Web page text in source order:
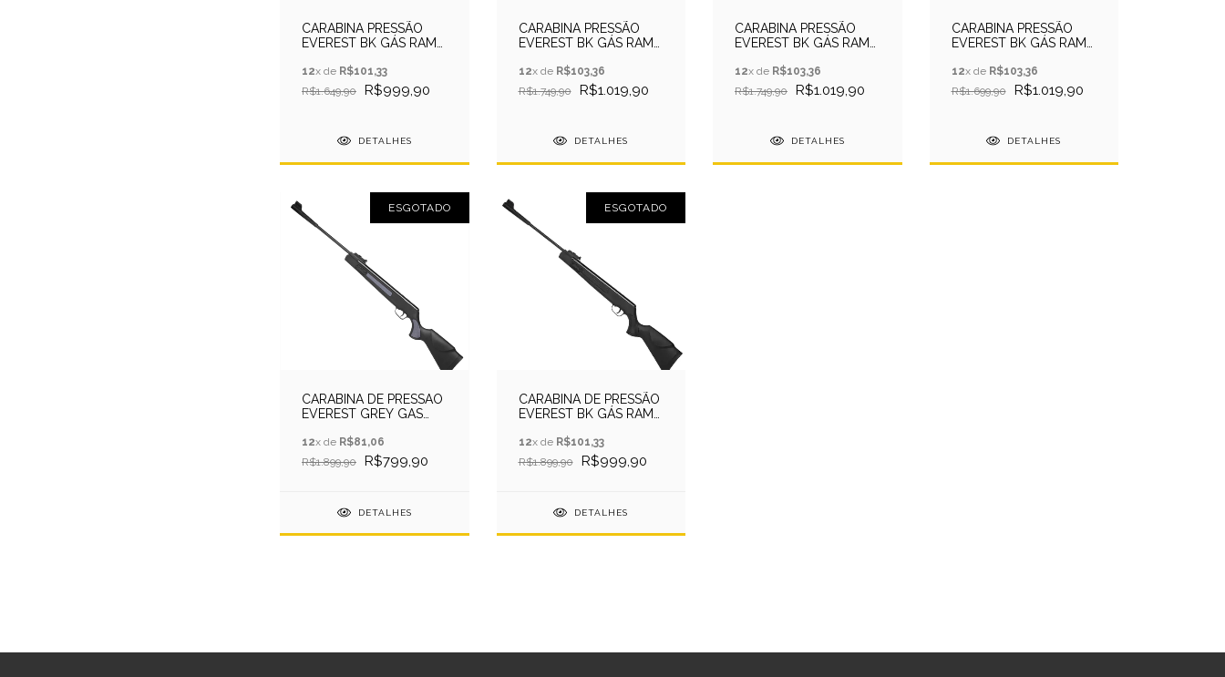
CARABINA PRESSÃO
EVEREST BK GÁS RAM
12x de R$101,33
R$1.649,90
R$999,90
DETALHES
CARABINA PRESSÃO
EVEREST BK GÁS RAM
LUNETA
12x de R$103,36
R$1.749,90
R$1.019,90
DETALHES
CARABINA PRESSÃO
EVEREST BK GÁS RAM
LUNETA
12x de R$103,36
R$1.749,90
R$1.019,90
DETALHES
CARABINA PRESSÃO
EVEREST BK GÁS RAM
CHUMBO
12x de R$103,36
R$1.699,90
R$1.019,90
DETALHES
ESGOTADO
CARABINA DE PRESSAO
EVEREST GREY GAS
12x de R$81,06
R$1.899,90
R$799,90
DETALHES
ESGOTADO
CARABINA DE PRESSÃO
EVEREST BK GÁS RAM
12x de R$101,33
R$1.899,90
R$999,90
DETALHES